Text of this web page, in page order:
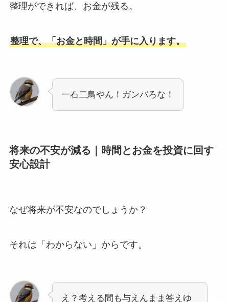
整理ができれば、お金が残る。
整理で、「お金と時間」が手に入ります。
一石二鳥やん！ガンバろな！
将来の不安が減る｜時間とお金を投資に回す
安心設計
なぜ将来が不安なのでしょうか？
それは「わからない」からです。
え？考える間も与えんまま答えゆ